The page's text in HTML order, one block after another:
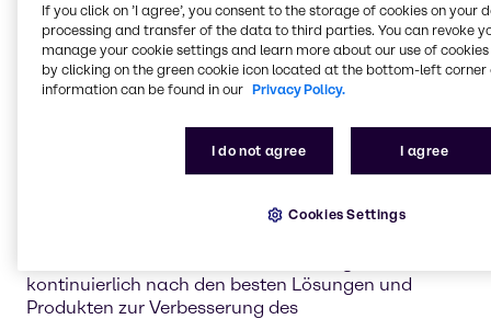
unterstützt Sie bei der Aufrechterhaltung Ihres
Anbaus mit zuverlässigen chemischen Lösungen
zum Schutz vor Schädlingen und
Pflanzenkrankheiten.
Stickstoffmanagement und
Das Stickstoffmanagement und der Prozess der
kontinuierlich nach den besten Lösungen und
Produkten zur Verbesserung des
If you click on ’I agree’, you consent to the storage of cookies on your
processing and transfer of the data to third parties. You can revoke
manage your cookie settings and learn more about our use of cookies
by clicking on the green cookie icon located at the bottom-left corner
information can be found in our Privacy Policy.
I do not agree I agree
Cookies Settings